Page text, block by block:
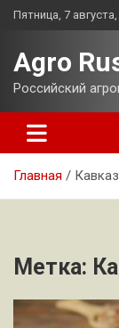
Перейти
Пятница, 7
Agro
Российский
Главная
Метка: